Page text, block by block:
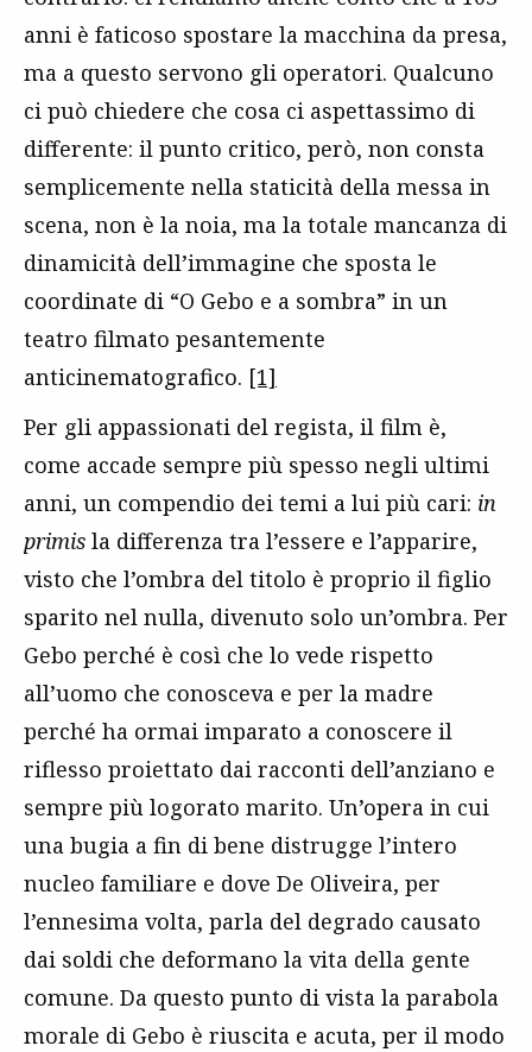
anni è faticoso spostare la macchina da presa,
ma a questo servono gli operatori. Qualcuno
ci può chiedere che cosa ci aspettassimo di
differente: il punto critico, però, non consta
semplicemente nella staticità della messa in
scena, non è la noia, ma la totale mancanza di
dinamicità dell’immagine che sposta le
coordinate di “O Gebo e a sombra” in un
teatro filmato pesantemente
anticinematografico. [1]
Per gli appassionati del regista, il film è,
come accade sempre più spesso negli ultimi
anni, un compendio dei temi a lui più cari: in
primis la differenza tra l’essere e l’apparire,
visto che l’ombra del titolo è proprio il figlio
sparito nel nulla, divenuto solo un’ombra. Per
Gebo perché è così che lo vede rispetto
all’uomo che conosceva e per la madre
perché ha ormai imparato a conoscere il
riflesso proiettato dai racconti dell’anziano e
sempre più logorato marito. Un’opera in cui
una bugia a fin di bene distrugge l’intero
nucleo familiare e dove De Oliveira, per
l’ennesima volta, parla del degrado causato
dai soldi che deformano la vita della gente
comune. Da questo punto di vista la parabola
morale di Gebo è riuscita e acuta, per il modo